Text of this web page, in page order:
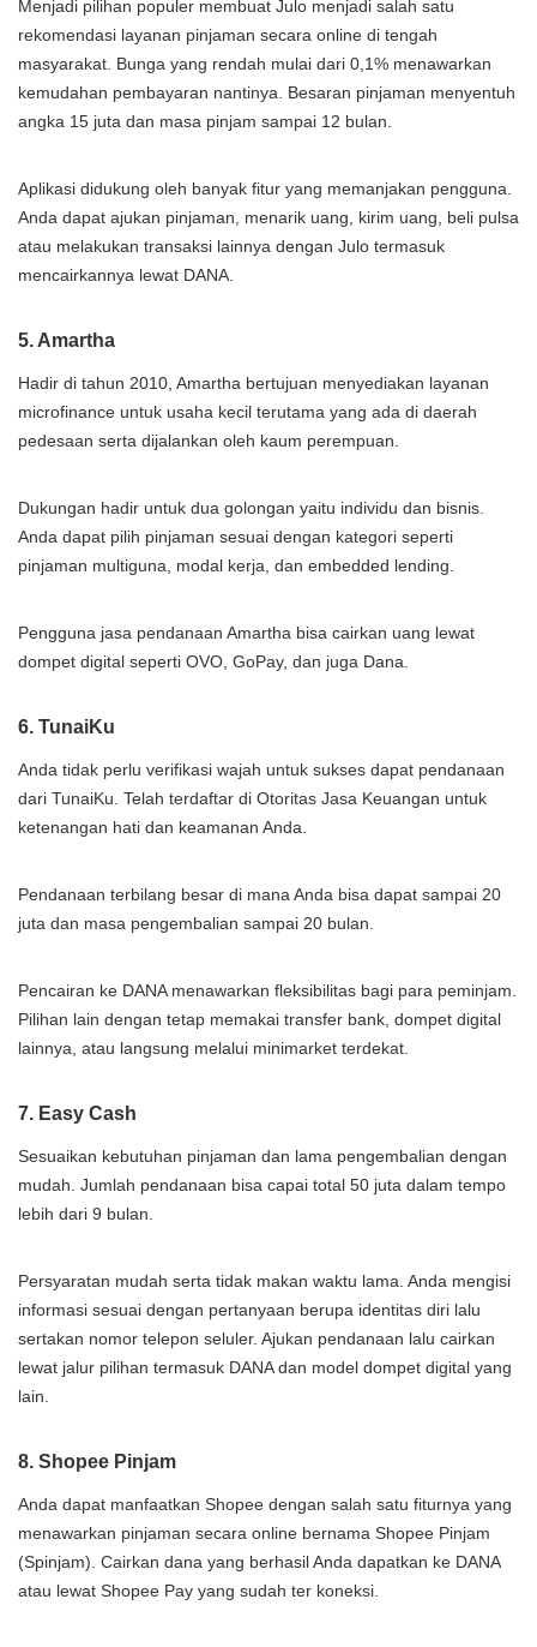
Menjadi pilihan populer membuat Julo menjadi salah satu
rekomendasi layanan pinjaman secara online di tengah
masyarakat. Bunga yang rendah mulai dari 0,1% menawarkan
kemudahan pembayaran nantinya. Besaran pinjaman menyentuh
angka 15 juta dan masa pinjam sampai 12 bulan.
Aplikasi didukung oleh banyak fitur yang memanjakan pengguna.
Anda dapat ajukan pinjaman, menarik uang, kirim uang, beli pulsa
atau melakukan transaksi lainnya dengan Julo termasuk
mencairkannya lewat DANA.
5. Amartha
Hadir di tahun 2010, Amartha bertujuan menyediakan layanan
microfinance untuk usaha kecil terutama yang ada di daerah
pedesaan serta dijalankan oleh kaum perempuan.
Dukungan hadir untuk dua golongan yaitu individu dan bisnis.
Anda dapat pilih pinjaman sesuai dengan kategori seperti
pinjaman multiguna, modal kerja, dan embedded lending.
Pengguna jasa pendanaan Amartha bisa cairkan uang lewat
dompet digital seperti OVO, GoPay, dan juga Dana.
6. TunaiKu
Anda tidak perlu verifikasi wajah untuk sukses dapat pendanaan
dari TunaiKu. Telah terdaftar di Otoritas Jasa Keuangan untuk
ketenangan hati dan keamanan Anda.
Pendanaan terbilang besar di mana Anda bisa dapat sampai 20
juta dan masa pengembalian sampai 20 bulan.
Pencairan ke DANA menawarkan fleksibilitas bagi para peminjam.
Pilihan lain dengan tetap memakai transfer bank, dompet digital
lainnya, atau langsung melalui minimarket terdekat.
7. Easy Cash
Sesuaikan kebutuhan pinjaman dan lama pengembalian dengan
mudah. Jumlah pendanaan bisa capai total 50 juta dalam tempo
lebih dari 9 bulan.
Persyaratan mudah serta tidak makan waktu lama. Anda mengisi
informasi sesuai dengan pertanyaan berupa identitas diri lalu
sertakan nomor telepon seluler. Ajukan pendanaan lalu cairkan
lewat jalur pilihan termasuk DANA dan model dompet digital yang
lain.
8. Shopee Pinjam
Anda dapat manfaatkan Shopee dengan salah satu fiturnya yang
menawarkan pinjaman secara online bernama Shopee Pinjam
(Spinjam). Cairkan dana yang berhasil Anda dapatkan ke DANA
atau lewat Shopee Pay yang sudah ter koneksi.